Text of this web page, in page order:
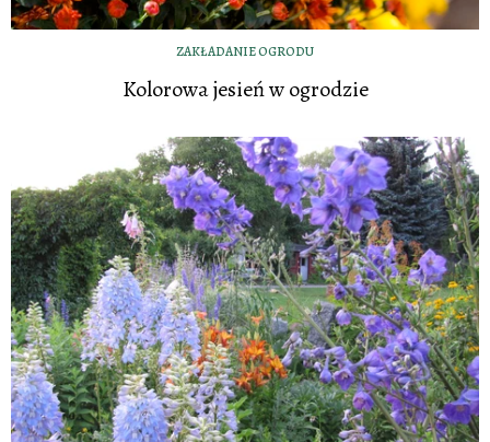
ZAKŁADANIE OGRODU
Kolorowa jesień w ogrodzie